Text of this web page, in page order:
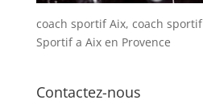
coach sportif Aix, coach
Sportif a Aix en Provence
Contactez-nous